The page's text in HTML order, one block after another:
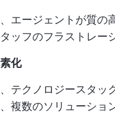
エージェントが質の
ッフのフラストレー
化
テクノロジースタッ
複数のソリューショ